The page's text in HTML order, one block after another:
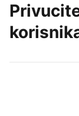
Privucite